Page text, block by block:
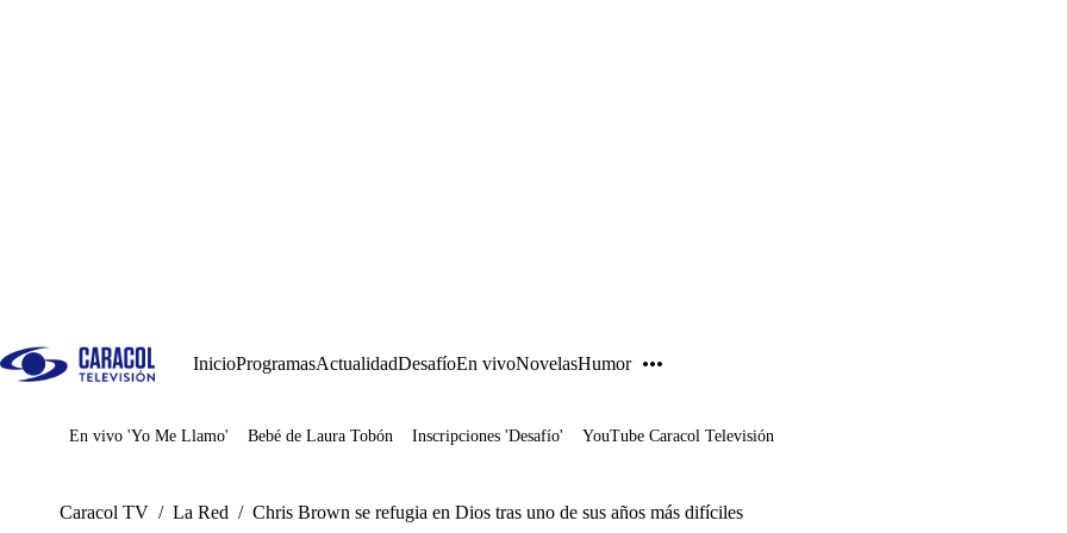
InicioProgramasActualidadDesafíoEn vivoNovelasHumor
Juegos
En vivo 'Yo Me Llamo' Bebé de Laura Tobón Inscripciones 'Desafío' YouTube Caracol Televisión
Caracol TV / La Red / Chris Brown se refugia en Dios tras uno de sus años más difíciles